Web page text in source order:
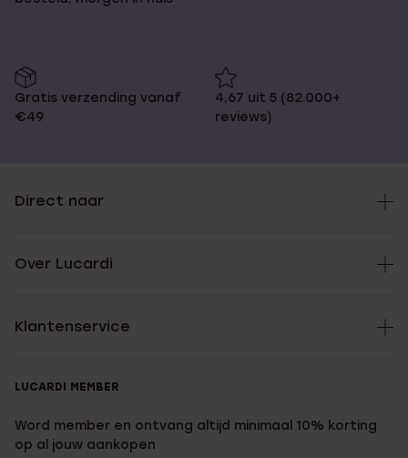
Gratis verzending vanaf
€49
4,67 uit 5 (82.000+
reviews)
Direct naar
Over Lucardi
Klantenservice
LUCARDI MEMBER
Word member en ontvang altijd minimaal 10% korting
op al jouw aankopen